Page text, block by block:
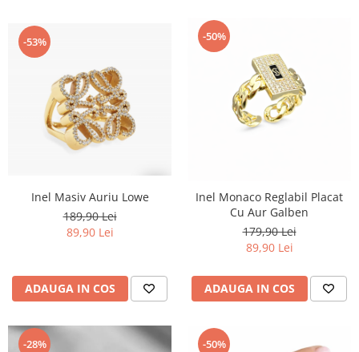
-53%
Inel Masiv Auriu Lowe
189,90 Lei
89,90 Lei
ADAUGA IN COS
-50%
Inel Monaco Reglabil Placat
Cu Aur Galben
179,90 Lei
89,90 Lei
ADAUGA IN COS
-28% -50%